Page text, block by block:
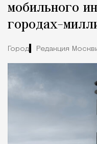
мобильного
городах-
Город Редакция